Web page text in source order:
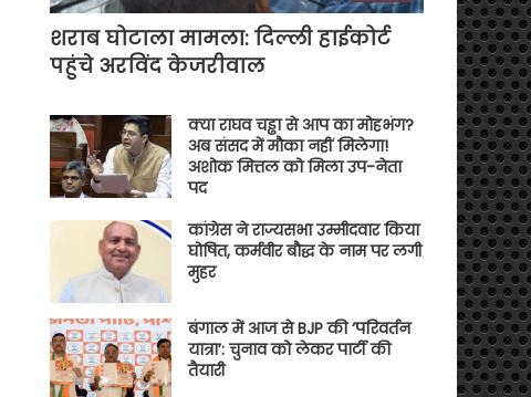
शराब घोटाला मामला: दिल्ली हाईकोर्ट
पहुंचे अरविंद केजरीवाल
क्या राघव चड्ढा से आप का मोहभंग?
अब संसद में मौका नहीं मिलेगा!
अशोक मित्तल को मिला उप-नेता
पद
कांग्रेस ने राज्यसभा उम्मीदवार किया
घोषित, कर्मवीर बौद्ध के नाम पर लगी
मुहर
बंगाल में आज से BJP की ‘परिवर्तन
यात्रा’: चुनाव को लेकर पार्टी की
तैयारी